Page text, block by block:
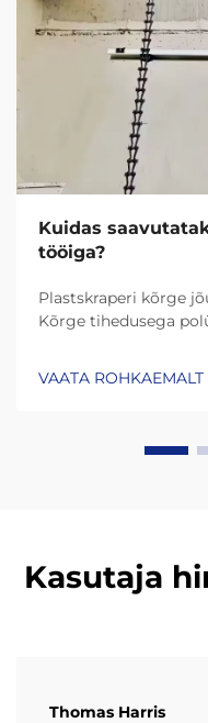
Kuidas
tööiga?
Plastskraperi kõrge
Kõrge tihedusega
palju kauem tänu
VAATA ROHKAEMALT
Kasutaja
Thomas Harris